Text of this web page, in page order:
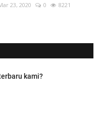
23, 2020 0 8221
kami?